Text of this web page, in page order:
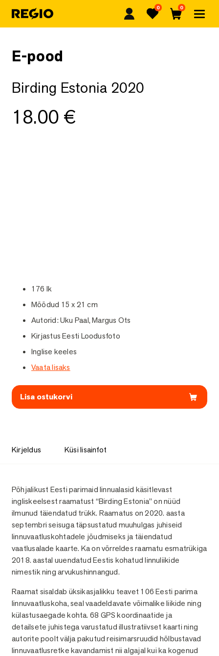
Regio Lemmikud
0
Ostukorv
0
E-pood
Birding Estonia 2020
18.00 €
176 lk
Mõõdud 15 x 21 cm
Autorid: Uku Paal, Margus Ots
Kirjastus Eesti Loodusfoto
Inglise keeles
Vaata lisaks
Lisa ostukorvi
Kirjeldus Küsi lisainfot
Kirjeldus
Põhjalikust Eesti parimaid linnualasid käsitlevast
ingliskeelsest raamatust “Birding Estonia” on nüüd
ilmunud täiendatud trükk. Raamatus on 2020. aasta
septembri seisuga täpsustatud muuhulgas juhiseid
linnuvaatluskohtadele jõudmiseks ja täiendatud
vaatlusalade kaarte. Ka on võrreldes raamatu esmatrükiga
2018. aastal uuendatud Eestis kohatud linnuliikide
nimestik ning arvukushinnangud.
Raamat sisaldab üksikasjalikku teavet 106 Eesti parima
linnuvaatluskoha, seal vaadeldavate võimalike liikide ning
külastusaegade kohta. 68 GPS koordinaatide ja
detailsete juhistega varustatud illustratiivset kaarti ning
autorite poolt välja pakutud reisimarsruudid hõlbustavad
linnuvaatlusretke kavandamist nii algajal kui ka kogenud